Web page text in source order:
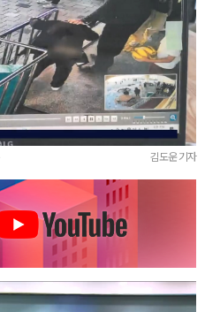
김도운 기자